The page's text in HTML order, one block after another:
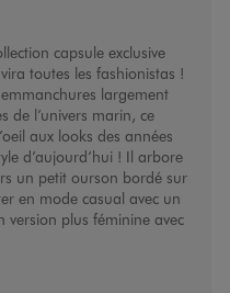
capsule exclusive
toutes les fashionistas !
largement
de l’univers marin, ce
aux looks des années
d’aujourd’hui ! Il arbore
un petit ourson bordé sur
en mode casual avec un
version plus féminine avec